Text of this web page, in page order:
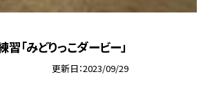
「みどりっこダービー」
更新日 2023/09/29